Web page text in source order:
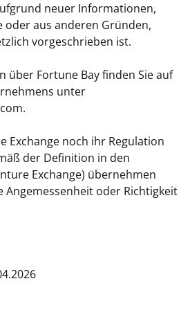
neuer Informationen,
oder aus anderen Gründen,
vorgeschrieben ist.
über Fortune Bay finden Sie auf
unter
Exchange noch ihr Regulation
der Definition in den
Exchange) übernehmen
oder Richtigkeit